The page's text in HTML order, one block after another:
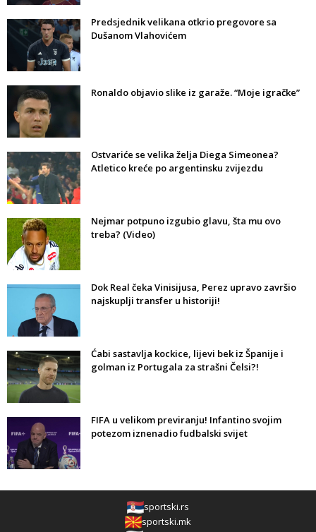
Predsjednik velikana otkrio pregovore sa
Dušanom Vlahovićem
Ronaldo objavio slike iz garaže. “Moje igračke”
Ostvariće se velika želja Diega Simeonea?
Atletico kreće po argentinsku zvijezdu
Nejmar potpuno izgubio glavu, šta mu ovo
treba? (Video)
Dok Real čeka Vinisijusa, Perez upravo završio
najskuplji transfer u historiji!
Ćabi sastavlja kockice, lijevi bek iz Španije i
golman iz Portugala za strašni Čelsi?!
FIFA u velikom previranju! Infantino svojim
potezom iznenadio fudbalski svijet
sportski.rs
sportski.mk